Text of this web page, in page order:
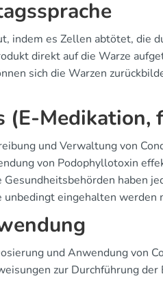
indem es Zellen abtötet, die
direkt auf die Warze
sich die Warzen
(E-Medikation,
und Verwaltung von
von Podophyllotoxin
haben
eingehalten werden
und Anwendung von
zur Durchführung der